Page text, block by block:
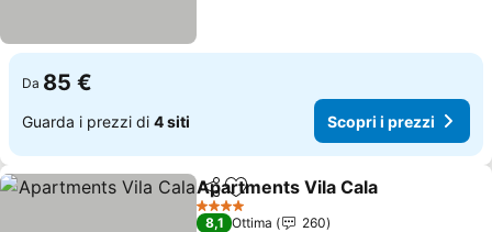
Da 85 €
Guarda i prezzi di 4 siti Scopri i prezzi
CondividiAggiungi ai preferiti
Apartments Vila Cala
4 Stelle
8,1 Ottima
260